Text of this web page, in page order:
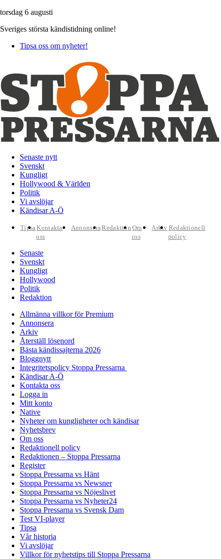
torsdag 6 augusti
Sveriges största kändistidning online!
Tipsa oss om nyheter!
Senaste nytt
Svenskt
Kungligt
Hollywood & Världen
Politik
Vi avslöjar
Kändisar A-Ö
TipsaKontakta
oss
AnnonseraRedaktion Om
oss
Arkiv Redaktionell
policy
Senaste
Svenskt
Kungligt
Hollywood
Politik
Redaktion
Allmänna villkor för Premium
Annonsera
Arkiv
Återställ lösenord
Bästa kändissajterna 2026
Bloggnytt
Integritetspolicy Stoppa Pressarna
Kändisar A-Ö
Kontakta oss
Logga in
Mitt konto
Native
Nyheter om kungligheter och kändisar
Nyhetsbrev
Om oss
Redaktionell policy
Redaktionen – Stoppa Pressarna
Register
Stoppa Pressarna vs Hänt
Stoppa Pressarna vs Newsner
Stoppa Pressarna vs Nöjeslivet
Stoppa Pressarna vs Nyheter24
Stoppa Pressarna vs Svensk Dam
Test VI-player
Tipsa
Vår historia
Vi avslöjar
Villkor för nyhetstips till Stoppa Pressarna